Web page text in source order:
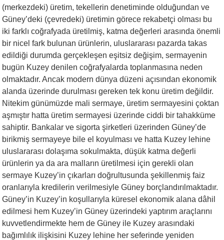
(merkezdeki) üretim, tekellerin denetiminde olduğundan ve
Güney’deki (çevredeki) üretimin görece rekabetçi olması bu
iki farklı coğrafyada üretilmiş, katma değerleri arasında önemli
bir nicel fark bulunan ürünlerin, uluslararası pazarda takas
edildiği durumda gerçekleşen eşitsiz değişim, sermayenin
bugün Kuzey denilen coğrafyalarda toplanmasına neden
olmaktadır. Ancak modern dünya düzeni açısından ekonomik
alanda üzerinde durulması gereken tek konu üretim değildir.
Nitekim günümüzde mali sermaye, üretim sermayesini çoktan
aşmıştır hatta üretim sermayesi üzerinde ciddi bir tahakküme
sahiptir. Bankalar ve sigorta şirketleri üzerinden Güney’de
birikmiş sermayeye bile el koyulması ve hatta Kuzey lehine
uluslararası dolaşıma sokulmakta, düşük katma değerli
ürünlerin ya da ara malların üretilmesi için gerekli olan
sermaye Kuzey’in çıkarları doğrultusunda şekillenmiş faiz
oranlarıyla kredilerin verilmesiyle Güney borçlandırılmaktadır.
Güney’in Kuzey’in koşullarıyla küresel ekonomik alana dâhil
edilmesi hem Kuzey’in Güney üzerindeki yaptırım araçlarını
kuvvetlendirmekte hem de Güney ile Kuzey arasındaki
bağımlılık ilişkisini Kuzey lehine her seferinde yeniden